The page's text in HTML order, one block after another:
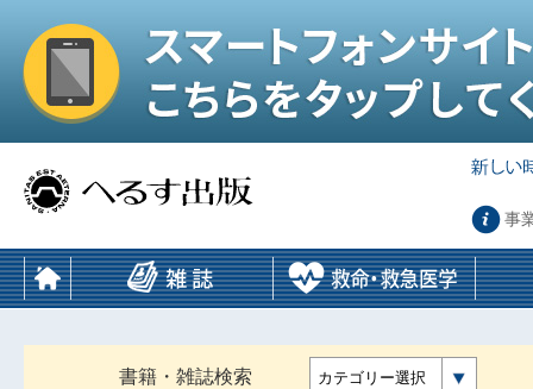
事
書籍・雑誌検索 カテゴリー選択